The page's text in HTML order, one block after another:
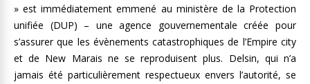
» est immédiatement emmené au ministère de la Protection
unifiée (DUP) – une agence gouvernementale créée pour
s’assurer que les évènements catastrophiques de l’Empire city
et de New Marais ne se reproduisent plus. Delsin, qui n’a
jamais été particulièrement respectueux envers l’autorité, se